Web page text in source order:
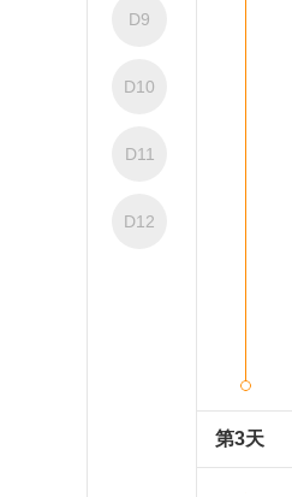
D9
D10
D11
D12
第3天